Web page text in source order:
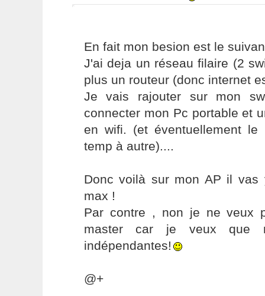
En fait mon besion est le
J'ai deja un réseau filaire (2
plus un routeur (donc internet
Je vais rajouter sur mon
connecter mon Pc portable et
en wifi. (et éventuellement
temp à autre)....
Donc voilà sur mon AP il vas
max !
Par contre , non je ne veux
master car je veux que
indépendantes!
@+